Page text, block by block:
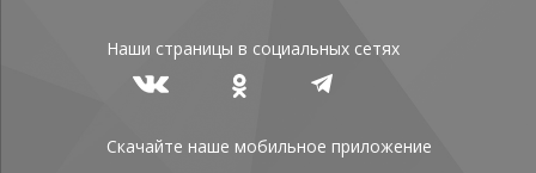
Наши страницы в социальных сетях
Скачайте наше мобильное приложение